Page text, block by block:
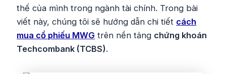
thế của mình trong ngành tài chính. Trong bài
viết này, chúng tôi sẽ hướng dẫn chi tiết cách
mua cổ phiếu MWG trên nền tảng chứng khoán
Techcombank (TCBS).